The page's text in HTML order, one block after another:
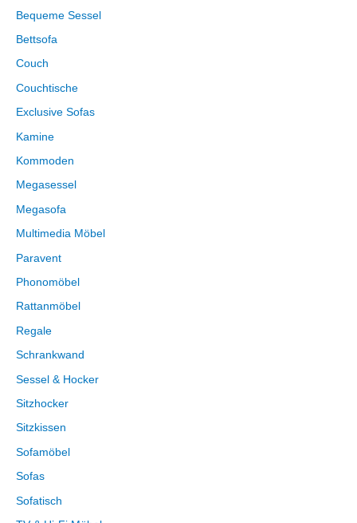
Bequeme Sessel
Bettsofa
Couch
Couchtische
Exclusive Sofas
Kamine
Kommoden
Megasessel
Megasofa
Multimedia Möbel
Paravent
Phonomöbel
Rattanmöbel
Regale
Schrankwand
Sessel & Hocker
Sitzhocker
Sitzkissen
Sofamöbel
Sofas
Sofatisch